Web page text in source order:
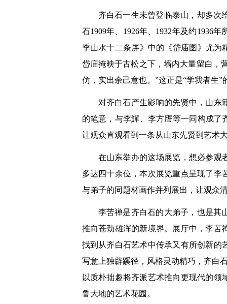
齐白石一生未曾登临泰山，却多次
石1909年、1926年、1932年及约1936
季山水十二条屏》中的《岱庙图》尤为
岱庙掩映于古松之下，墙内大量留白
仿，实出余己意也。”这正是“学我者
对齐白石产生影响的先贤中，山东
的笔意，与李鱓、李方膺等一同构成了
让观众直观看到一条从山东先贤到艺术
在山东举办的这场展览，想必参观
多达四十余位，本次展览重点呈现了李
与弟子的同题材画作并列展出，让观众
李苦禅是齐白石的大弟子，也是其
推向苍劲雄浑的新境界。展厅中，李苦
找到从齐白石艺术中传承又有所创新的
写意上独辟蹊径，风格灵动精巧，齐白
以质朴拙趣将齐派艺术推向更现代的
鲁大地的艺术花园。